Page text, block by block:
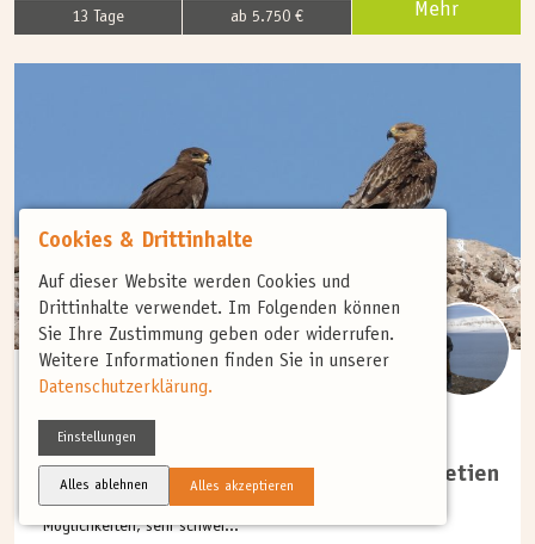
Cookies & Drittinhalte
Auf dieser Website werden Cookies und
Drittinhalte verwendet. Im Folgenden können
Sie Ihre Zustimmung geben oder widerrufen.
Weitere Informationen finden Sie in unserer
Datenschutzerklärung.
Einstellungen
Alles ablehnen Alles akzeptieren
13 Tage ab 5.750 € Mehr
HERBST
Vogelzug am Schwarzen Meer und Svanetien
Georgien vereint auf eine ganz einzigartige Weise die
Möglichkeiten, sehr schwer...